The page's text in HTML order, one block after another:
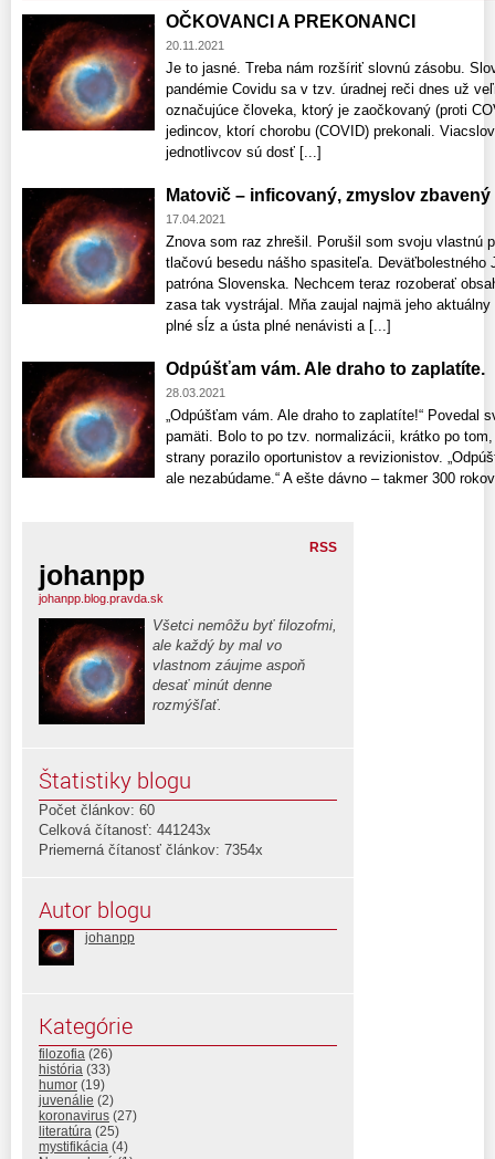
OČKOVANCI A PREKONANCI
20.11.2021
Je to jasné. Treba nám rozšíriť slovnú zásobu.
pandémie Covidu sa v tzv. úradnej reči dnes už
označujúce človeka, ktorý je zaočkovaný (proti
jedincov, ktorí chorobu (COVID) prekonali.
jednotlivcov sú dosť [...]
Matovič – inficovaný, zmyslov zbavený
17.04.2021
Znova som raz zhrešil. Porušil som svoju vlastnú
tlačovú besedu nášho spasiteľa. Deväťbolestného
patróna Slovenska. Nechcem teraz rozoberať
zasa tak vystrájal. Mňa zaujal najmä jeho
plné sĺz a ústa plné nenávisti a [...]
Odpúšťam vám. Ale draho to zaplatíte.
28.03.2021
„Odpúšťam vám. Ale draho to zaplatíte!“ Povedal
pamäti. Bolo to po tzv. normalizácii, krátko po
strany porazilo oportunistov a revizionistov.
ale nezabúdame.“ A ešte dávno – takmer 300
RSS
johanpp
johanpp.blog.pravda.sk
Všetci nemôžu byť filozofmi,
ale každý by mal vo
vlastnom záujme aspoň
desať minút denne
rozmýšľať.
Štatistiky blogu
Počet článkov: 60
Celková čítanosť: 441243x
Priemerná čítanosť článkov: 7354x
Autor blogu
johanpp
Kategórie
filozofia (26)
história (33)
humor (19)
juvenálie (2)
koronavirus (27)
literatúra (25)
mystifikácia (4)